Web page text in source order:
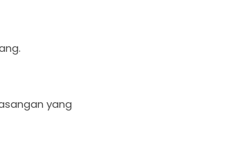
yang